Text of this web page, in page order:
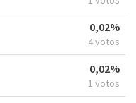
0,02%
4 votos
0,02%
1 votos